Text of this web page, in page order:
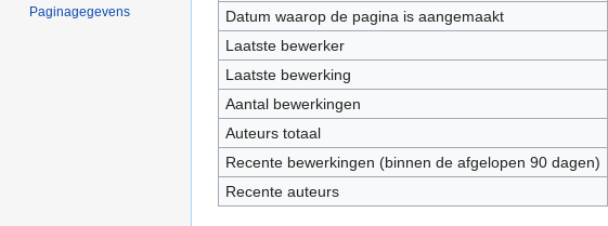
Datum waarop de pagina is aangemaakt
Laatste bewerker
Laatste bewerking
Aantal bewerkingen
Auteurs totaal
Recente bewerkingen (binnen de afgelopen 90 dagen)
Recente auteurs
Paginagegevens